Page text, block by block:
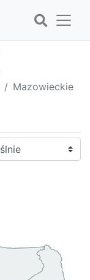
Mazowieckie